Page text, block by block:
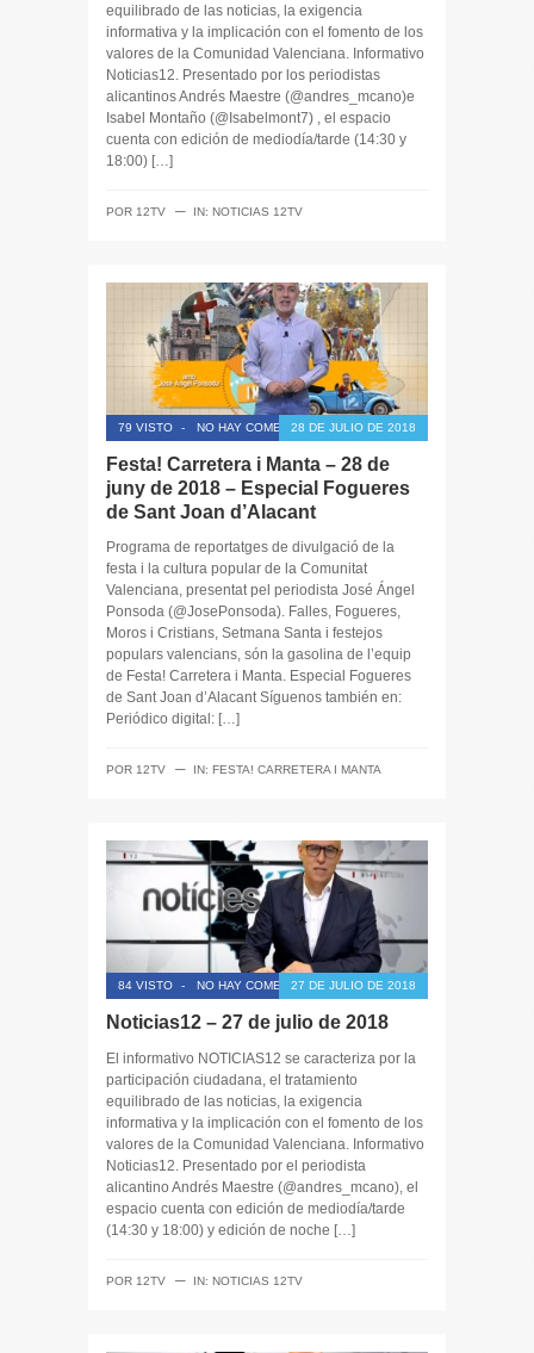
equilibrado de las noticias, la exigencia
informativa y la implicación con el fomento de los
valores de la Comunidad Valenciana. Informativo
Noticias12. Presentado por los periodistas
alicantinos Andrés Maestre (@andres_mcano)e
Isabel Montaño (@Isabelmont7) , el espacio
cuenta con edición de mediodía/tarde (14:30 y
18:00) […]
POR 12TV ─ IN: NOTICIAS 12TV
79 VISTO - NO HAY COMENTARIOS28 DE JULIO DE 2018
Festa! Carretera i Manta – 28 de
juny de 2018 – Especial Fogueres
de Sant Joan d’Alacant
Programa de reportatges de divulgació de la
festa i la cultura popular de la Comunitat
Valenciana, presentat pel periodista José Ángel
Ponsoda (@JosePonsoda). Falles, Fogueres,
Moros i Cristians, Setmana Santa i festejos
populars valencians, són la gasolina de l’equip
de Festa! Carretera i Manta. Especial Fogueres
de Sant Joan d’Alacant Síguenos también en:
Periódico digital: […]
POR 12TV ─ IN: FESTA! CARRETERA I MANTA
84 VISTO - NO HAY COMENTARIOS27 DE JULIO DE 2018
Noticias12 – 27 de julio de 2018
El informativo NOTICIAS12 se caracteriza por la
participación ciudadana, el tratamiento
equilibrado de las noticias, la exigencia
informativa y la implicación con el fomento de los
valores de la Comunidad Valenciana. Informativo
Noticias12. Presentado por el periodista
alicantino Andrés Maestre (@andres_mcano), el
espacio cuenta con edición de mediodía/tarde
(14:30 y 18:00) y edición de noche […]
POR 12TV ─ IN: NOTICIAS 12TV